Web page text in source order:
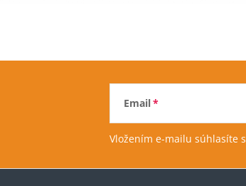
Email
Vložením e-mailu súhlasíte s